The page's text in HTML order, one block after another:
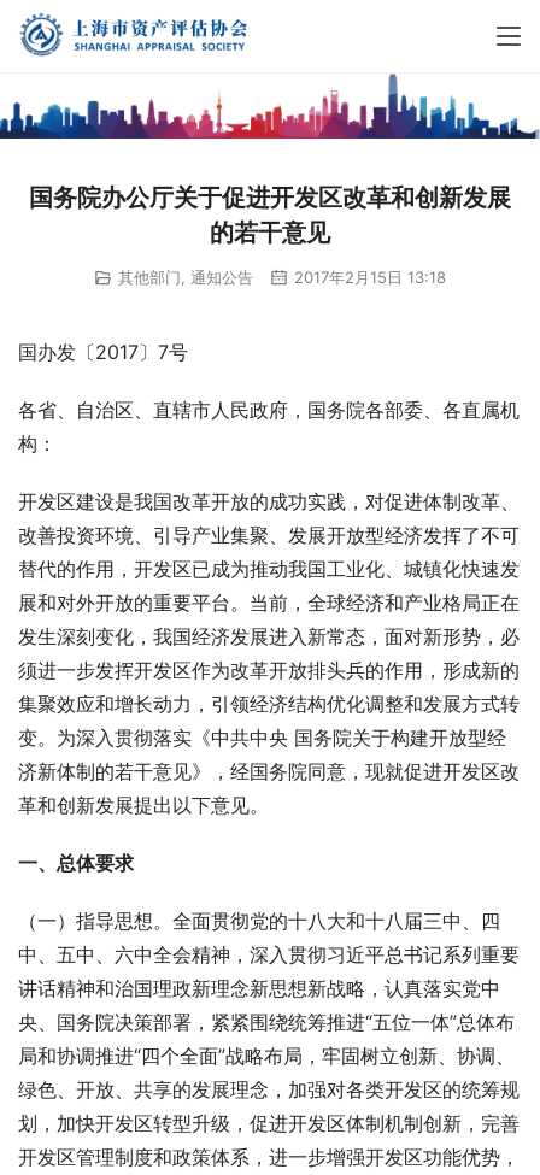
国务院办公厅关于促进开发区改革和创新发展
的若干意见
其他部门 通知公告 2017年2月15日 13:18
国办发〔2017〕7号
各省、自治区、直辖市人民政府，国务院各部委、各直属机
构：
开发区建设是我国改革开放的成功实践，对促进体制改革、
改善投资环境、引导产业集聚、发展开放型经济发挥了不可
替代的作用，开发区已成为推动我国工业化、城镇化快速发
展和对外开放的重要平台。当前，全球经济和产业格局正在
发生深刻变化，我国经济发展进入新常态，面对新形势，必
须进一步发挥开发区作为改革开放排头兵的作用，形成新的
集聚效应和增长动力，引领经济结构优化调整和发展方式转
变。为深入贯彻落实《中共中央 国务院关于构建开放型经
济新体制的若干意见》，经国务院同意，现就促进开发区改
革和创新发展提出以下意见。
一、总体要求
（一）指导思想。全面贯彻党的十八大和十八届三中、四
中、五中、六中全会精神，深入贯彻习近平总书记系列重要
讲话精神和治国理政新理念新思想新战略，认真落实党中
央、国务院决策部署，紧紧围绕统筹推进“五位一体”总体布
局和协调推进“四个全面”战略布局，牢固树立创新、协调、
绿色、开放、共享的发展理念，加强对各类开发区的统筹规
划，加快开发区转型升级，促进开发区体制机制创新，完善
开发区管理制度和政策体系，进一步增强开发区功能优势，